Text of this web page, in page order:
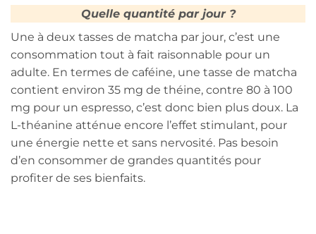
Quelle quantité par jour ?
Une à deux tasses de matcha par jour, c’est une
consommation tout à fait raisonnable pour un
adulte. En termes de caféine, une tasse de matcha
contient environ 35 mg de théine, contre 80 à 100
mg pour un espresso, c’est donc bien plus doux. La
L-théanine atténue encore l’effet stimulant, pour
une énergie nette et sans nervosité. Pas besoin
d’en consommer de grandes quantités pour
profiter de ses bienfaits.